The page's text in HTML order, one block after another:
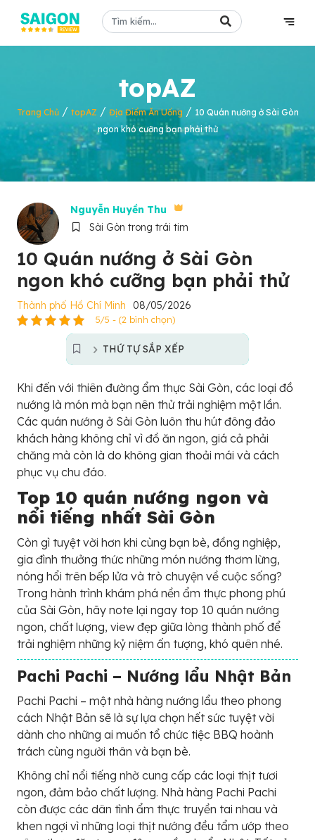
topAZ
Trang Chủ/ topAZ / Địa Điểm Ăn Uống / 10 Quán nướng ở Sài Gòn
ngon khó cưỡng bạn phải thử
Nguyễn Huyền Thu
Sài Gòn trong trái tim
10 Quán nướng ở Sài Gòn
ngon khó cưỡng bạn phải thử
Thành phố Hồ Chí Minh 08/05/2026
5/5 - (2 bình chọn)
THỨ TỰ SẮP XẾP
Khi đến với thiên đường ẩm thực Sài Gòn, các loại đồ
nướng là món mà bạn nên thử trải nghiệm một lần.
Các quán nướng ở Sài Gòn luôn thu hút đông đảo
khách hàng không chỉ vì đồ ăn ngon, giá cả phải
chăng mà còn là do không gian thoải mái và cách
phục vụ chu đáo.
Top 10 quán nướng ngon và
nổi tiếng nhất Sài Gòn
Còn gì tuyệt vời hơn khi cùng bạn bè, đồng nghiệp,
gia đình thưởng thức những món nướng thơm lừng,
nóng hổi trên bếp lửa và trò chuyện về cuộc sống?
Trong hành trình khám phá nền ẩm thực phong phú
của Sài Gòn, hãy note lại ngay top 10 quán nướng
ngon, chất lượng, view đẹp giữa lòng thành phố để
trải nghiệm những kỷ niệm ấn tượng, khó quên nhé.
Pachi Pachi – Nướng lẩu Nhật Bản
Pachi Pachi – một nhà hàng nướng lẩu theo phong
cách Nhật Bản sẽ là sự lựa chọn hết sức tuyệt vời
dành cho những ai muốn tổ chức tiệc BBQ hoành
trách cùng người thân và bạn bè.
Không chỉ nổi tiếng nhờ cung cấp các loại thịt tươi
ngon, đảm bảo chất lượng. Nhà hàng Pachi Pachi
còn được các dân tình ẩm thực truyền tai nhau và
khen ngợi vì những loại thịt nướng đều tẩm ướp theo